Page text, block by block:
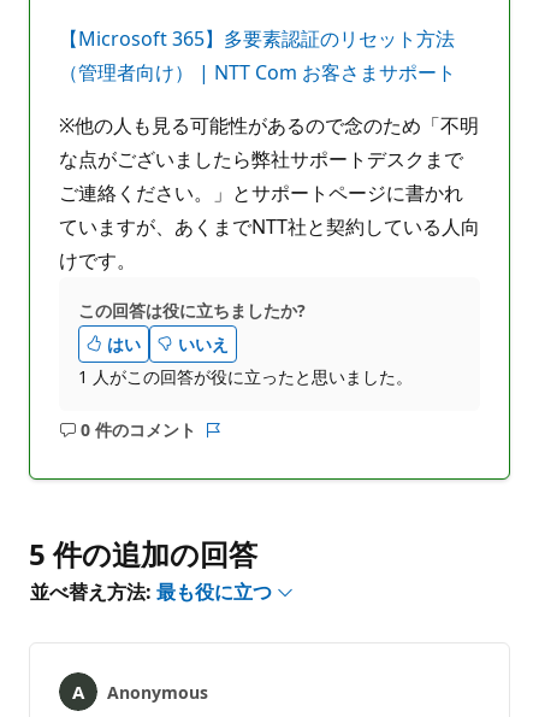
【Microsoft 365】多要素認証のリセット方法
（管理者向け） | NTT Com お客さまサポート
※他の人も見る可能性があるので念のため「不明
な点がございましたら弊社サポートデスクまで
ご連絡ください。」とサポートページに書かれ
ていますが、あくまでNTT社と契約している人向
けです。
この回答は役に立ちましたか?
はい
いいえ
1 人がこの回答が役に立ったと思いました。
0 件のコメント
コ
は
あ
り
せ
5 件の追加の回答
並べ替え方法: 最も役に立つ
Anonymous